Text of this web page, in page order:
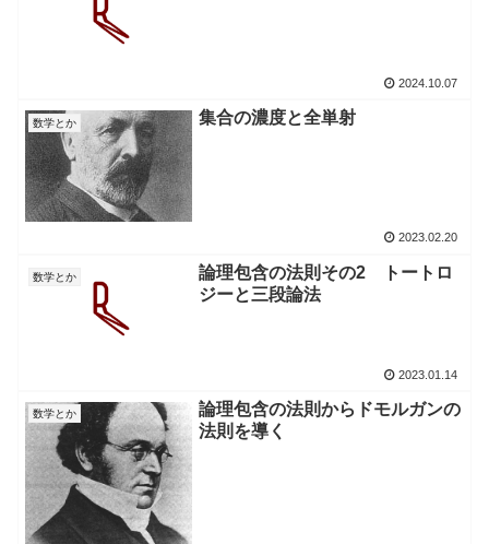
2024.10.07
数学とか 集合の濃度と全単射
2023.02.20
数学とか
論理包含の法則その2 トートロ
ジーと三段論法
2023.01.14
数学とか
論理包含の法則からドモルガンの
法則を導く